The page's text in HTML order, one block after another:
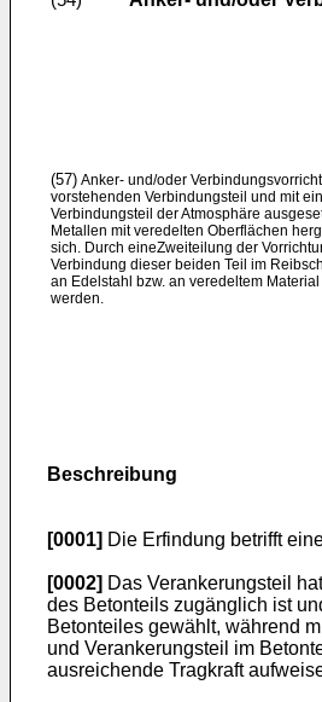
(57) Anker- und/oder
vorstehenden Verbindungsteil und mit
Verbindungsteil der Atmosphäre
Metallen mit veredelten Oberflächen
sich. Durch eineZweiteilung der
Verbindung dieser beiden Teil im
an Edelstahl bzw. an veredeltem
werden.
Beschreibung
[0001] Die Erfindung betrifft
[0002] Das Verankerungsteil
des Betonteils zugänglich ist
Betonteiles gewählt, während
und Verankerungsteil im
ausreichende Tragkraft